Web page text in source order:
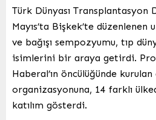
Türk Dünyası Transplantasyon
Mayıs’ta Bişkek’te düzenlenen
ve bağışı sempozyumu, tıp
isimlerini bir araya getirdi.
Haberal’ın öncülüğünde
organizasyonuna, 14 farklı
katılım gösterdi.